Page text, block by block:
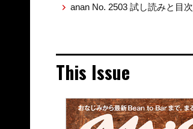
anan No. 2503 試し読みと目次
This Issue